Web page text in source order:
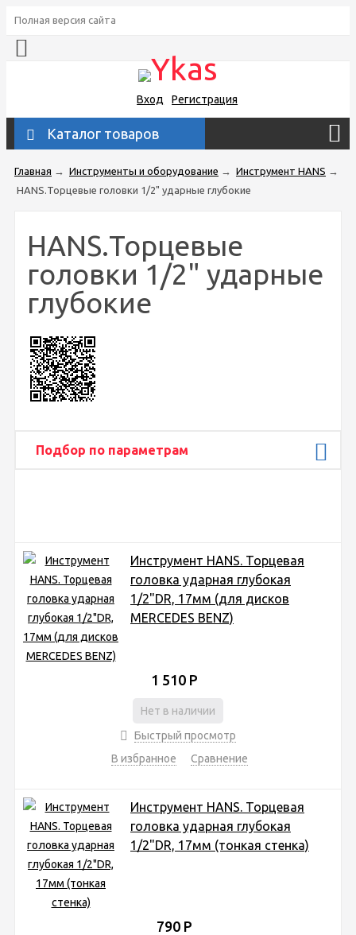
Полная версия сайта
Вход Регистрация
Каталог товаров
Главная → Инструменты и оборудование → Инструмент HANS →
HANS.Торцевые головки 1/2" ударные глубокие
HANS.Торцевые
головки 1/2" ударные
глубокие
Подбор по параметрам
Инструмент HANS. Торцевая
головка ударная глубокая
1/2"DR, 17мм (для дисков
MERCEDES BENZ)
1 510 Р
Нет в наличии
Быстрый просмотр
В избранное
Сравнение
Инструмент HANS. Торцевая
головка ударная глубокая
1/2"DR, 17мм (тонкая стенка)
790 Р